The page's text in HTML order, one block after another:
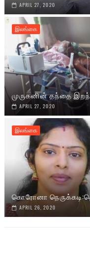
APRIL 27, 2020
இலங்கை
முருகனின் தந்தை
APRIL 27, 2020
இலங்கை
கொரோனா
APRIL 26, 2020